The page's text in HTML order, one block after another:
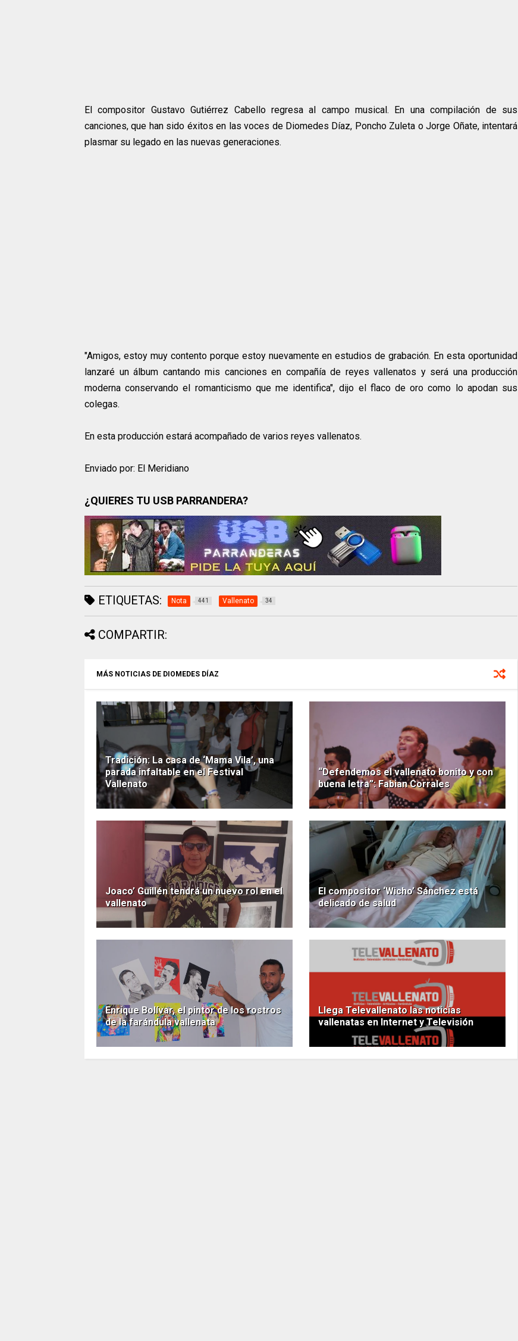
El compositor Gustavo Gutiérrez Cabello regresa al campo musical. En una compilación de sus
canciones, que han sido éxitos en las voces de Diomedes Díaz, Poncho Zuleta o Jorge Oñate, intentará
plasmar su legado en las nuevas generaciones.
"Amigos, estoy muy contento porque estoy nuevamente en estudios de grabación. En esta oportunidad
lanzaré un álbum cantando mis canciones en compañía de reyes vallenatos y será una producción
moderna conservando el romanticismo que me identifica", dijo el flaco de oro como lo apodan sus
colegas.
En esta producción estará acompañado de varios reyes vallenatos.
Enviado por: El Meridiano
¿QUIERES TU USB PARRANDERA?
ETIQUETAS: Nota 441 Vallenato 34
COMPARTIR:
MÁS NOTICIAS DE DIOMEDES DÍAZ
Tradición: La casa de ‘Mama Vila’, una
parada infaltable en el Festival
Vallenato
“Defendemos el vallenato bonito y con
buena letra”: Fabian Corrales
Joaco’ Guillén tendrá un nuevo rol en el
vallenato
El compositor ‘Wicho’ Sánchez está
delicado de salud
Enrique Bolívar, el pintor de los rostros
de la farándula vallenata
Llega Televallenato las noticias
vallenatas en Internet y Televisión